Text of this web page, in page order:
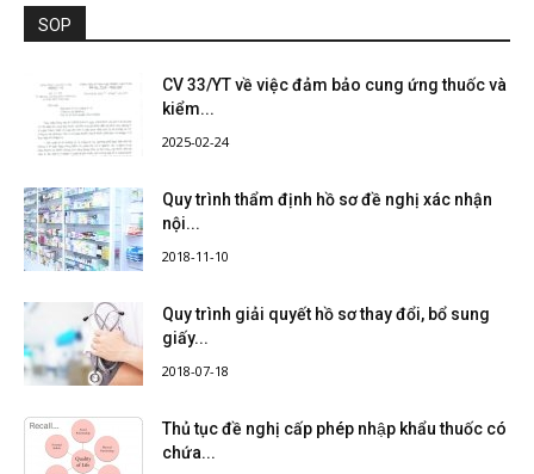
SOP
CV 33/YT về việc đảm bảo cung ứng thuốc và
kiểm...
2025-02-24
Quy trình thẩm định hồ sơ đề nghị xác nhận
nội...
2018-11-10
Quy trình giải quyết hồ sơ thay đổi, bổ sung
giấy...
2018-07-18
Thủ tục đề nghị cấp phép nhập khẩu thuốc có
chứa...